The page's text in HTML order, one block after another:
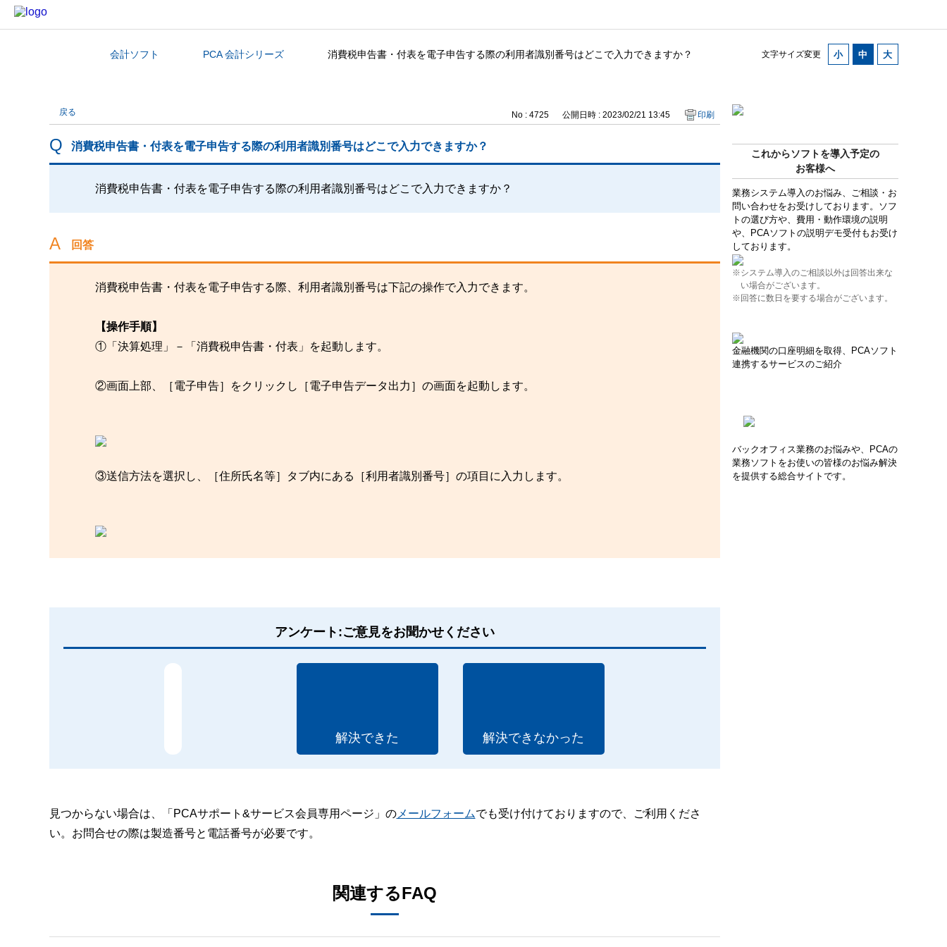
文字サイズ変更
カテゴリから探す
会計ソフト PCA 会計シリーズ 消費税申告書・付表を電子申告する際の利用者識別番号はどこで入力できますか？
これからソフトを導入予定の
お客様へ
業務システム導入のお悩み、ご相談・お
問い合わせをお受けしております。ソフ
トの選び方や、費用・動作環境の説明
や、PCAソフトの説明デモ受付もお受け
しております。
※システム導入のご相談以外は回答出来な
い場合がございます。
※回答に数日を要する場合がございます。
金融機関の口座明細を取得、PCAソフト
連携するサービスのご紹介
バックオフィス業務のお悩みや、PCAの
業務ソフトをお使いの皆様のお悩み解決
を提供する総合サイトです。
戻る No : 4725 公開日時 : 2023/02/21 13:45 印刷
消費税申告書・付表を電子申告する際の利用者識別番号はどこで入力できますか？
消費税申告書・付表を電子申告する際の利用者識別番号はどこで入力できますか？
回答
消費税申告書・付表を電子申告する際、利用者識別番号は下記の操作で入力できます。
【操作手順】
①「決算処理」－「消費税申告書・付表」を起動します。
②画面上部、［電子申告］をクリックし［電子申告データ出力］の画面を起動します。
③送信方法を選択し、［住所氏名等］タブ内にある［利用者識別番号］の項目に入力します。
アンケート:ご意見をお聞かせください
解決できた 解決できなかった
見つからない場合は、「PCAサポート&サービス会員専用ページ」のメールフォームでも受け付けておりますので、ご利用くださ
い。お問合せの際は製造番号と電話番号が必要です。
関連するFAQ